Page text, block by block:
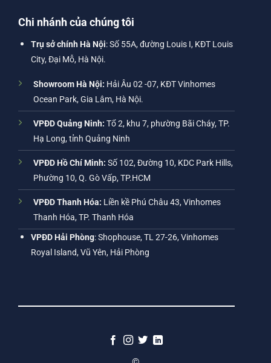
Chi nhánh của chúng tôi
Trụ sở chính Hà Nội: Số 55A, đường Louis I, KĐT Louis
City, Đại Mỗ, Hà Nội.
Showroom Hà Nội: Hải Âu 02 -07, KĐT Vinhomes
Ocean Park, Gia Lâm, Hà Nội.
VPĐD Quảng Ninh: Tổ 2, khu 7, phường Bãi Cháy, TP.
Hạ Long, tỉnh Quảng Ninh
VPĐD Hồ Chí Minh: Số 102, Đường 10, KDC Park Hills,
Phường 10, Q. Gò Vấp, TP.HCM
VPĐD Thanh Hóa: Liền kề Phú Châu 43, Vinhomes
Thanh Hóa, TP. Thanh Hóa
VPĐD Hải Phòng: Shophouse, TL 27-26, Vinhomes
Royal Island, Vũ Yên, Hải Phòng